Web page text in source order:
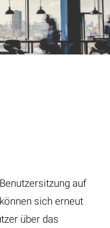
auf
sich erneut
über das